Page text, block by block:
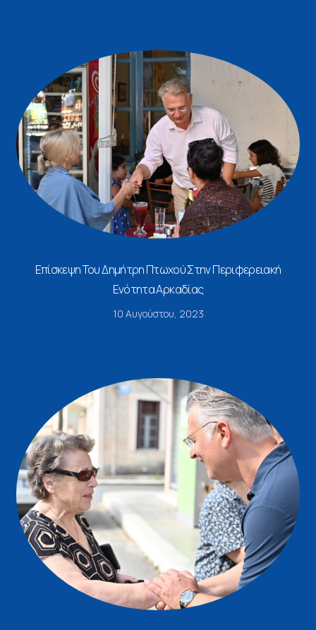
Επίσκεψη Του Δημήτρη Πτωχού Στην Περιφερειακή
Ενότητα Αρκαδίας
10 Αυγούστου, 2023